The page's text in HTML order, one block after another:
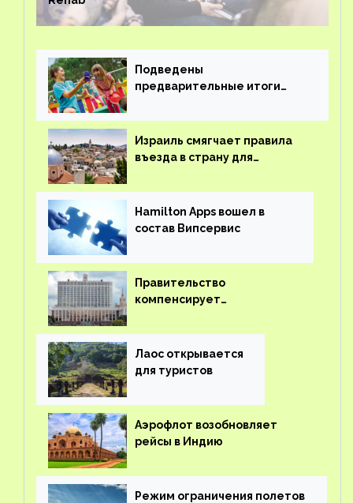
Подведены
предварительные итоги
Израиль смягчает правила
въезда в страну для
Hamilton Apps вошел в
состав Випсервис
Правительство
компенсирует
вывоз россиян из-за рубежа
Лаос открывается
для туристов
Аэрофлот возобновляет
рейсы в Индию
Режим ограничения полетов